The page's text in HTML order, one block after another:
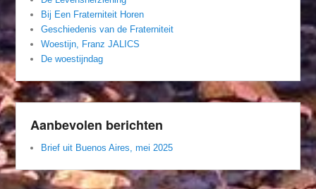
Bij Een Fraterniteit Horen
Geschiedenis van de Fraterniteit
Woestijn, Franz JALICS
De woestijndag
Aanbevolen berichten
Brief uit Buenos Aires, mei 2025